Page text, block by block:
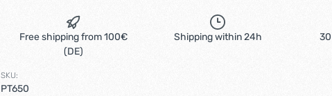
Free shipping from 100€
(DE)
Shipping within 24h
SKU:
PT650